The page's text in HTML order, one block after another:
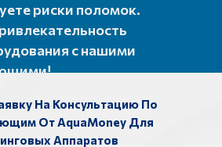
риски поломок.
с нашими
На Консультацию По
От AquaMoney Для
Аппаратов